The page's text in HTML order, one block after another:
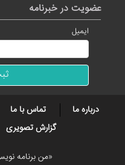
عضویت در خبرنامه
ایمیل
درباره ما تماس با ما
گزارش تصویری
«من برنامه نویس